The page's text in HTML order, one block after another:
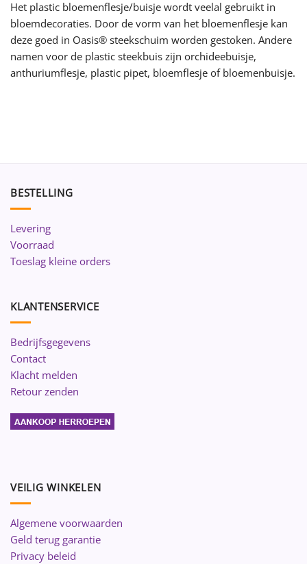
Het plastic bloemenflesje/buisje wordt veelal gebruikt in
bloemdecoraties. Door de vorm van het bloemenflesje kan
deze goed in Oasis® steekschuim worden gestoken. Andere
namen voor de plastic steekbuis zijn orchideebuisje,
anthuriumflesje, plastic pipet, bloemflesje of bloemenbuisje.
BESTELLING
Levering
Voorraad
Toeslag kleine orders
KLANTENSERVICE
Bedrijfsgegevens
Contact
Klacht melden
Retour zenden
VEILIG WINKELEN
Algemene voorwaarden
Geld terug garantie
Privacy beleid